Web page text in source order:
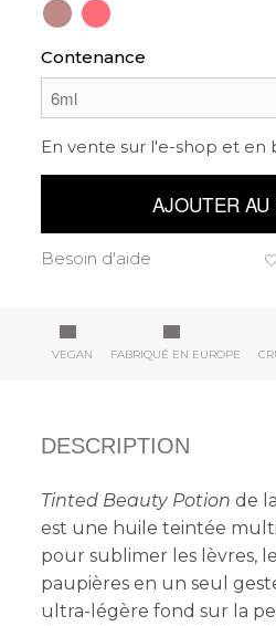
Contenance
En vente sur l'e-shop et en
AJOUTER AU
Besoin d'aide
VEGAN FABRIQUÉ EN EUROPE
DESCRIPTION
Tinted Beauty Potion de
est une huile teintée
pour sublimer les lèvres,
paupières en un seul
ultra-légère fond sur la